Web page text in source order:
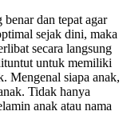
dan tepat agar
sejak dini, maka
secara langsung
untuk memiliki
Mengenal siapa anak,
Tidak hanya
anak atau nama